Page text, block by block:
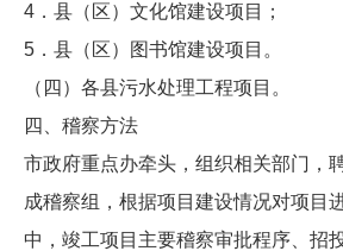
4．县（区）文化馆建设项目；
5．县（区）图书馆建设项目。
（四）各县污水处理工程项目。
四、稽察方法
市政府重点办牵头，组织相关部门，
成稽察组，根据项目建设情况对项目
中，竣工项目主要稽察审批程序、招